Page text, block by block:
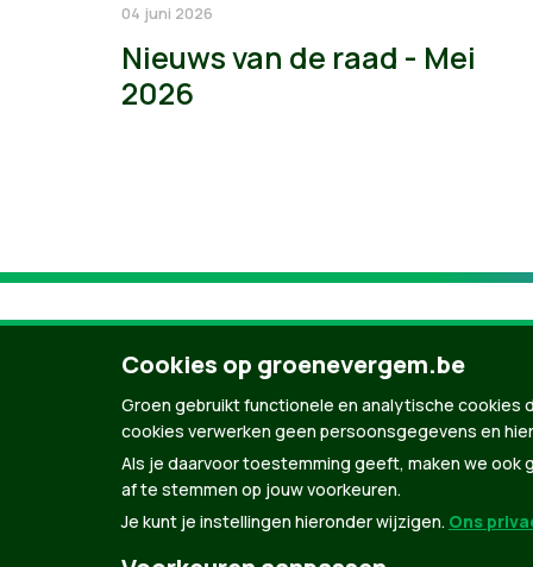
04 juni 2026
Nieuws van de raad - Mei
2026
© Copyright Groen 2026 | Gemaakt met
Cookies op groenevergem.be
Groen gebruikt functionele en analytische cookies
cookies verwerken geen persoonsgegevens en
Als je daarvoor toestemming geeft, maken we ook
af te stemmen op jouw voorkeuren.
Je kunt je instellingen hieronder wijzigen. Ons